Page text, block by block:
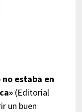
no estaba en
(Editorial
un buen